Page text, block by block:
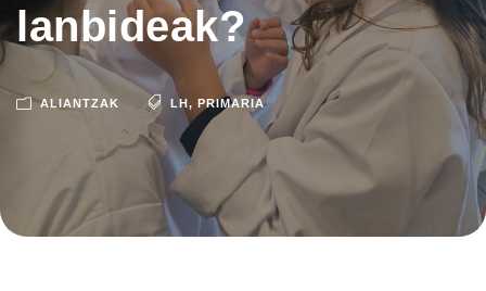
lanbideak?
ALIANTZAK LH, PRIMARIA